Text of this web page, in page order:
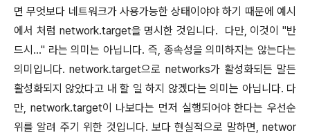
면 무엇보다 네트워크가 사용가능한 상태이야야 하기 때문에 예시
에서 처럼 network.target을 명시한 것입니다. 다만, 이것이 "반
드시..." 라는 의미는 아닙니다. 즉, 종속성을 의미하지는 않는다는
의미입니다. network.target으로 networks가 활성화되든 말든
활성화되지 않았다고 내 할 일 하지 않겠다는 의미는 아닙니다. 다
만, network.target이 나보다는 먼저 실행되어야 한다는 우선순
위를 알려 주기 위한 것입니다. 보다 현실적으로 말하면, networ